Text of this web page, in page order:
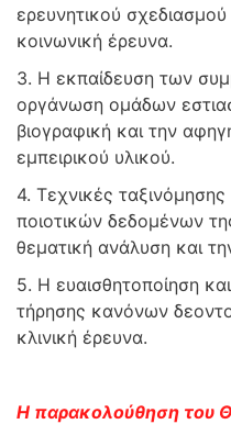
ερευνητικού
κοινωνική έρευνα.
3. Η εκπαίδευση των
οργάνωση ομάδων
βιογραφική και την
εμπειρικού υλικού.
4. Τεχνικές
ποιοτικών δεδομένων
θεματική ανάλυση και
5. Η ευαισθητοποίηση
τήρησης κανόνων
κλινική έρευνα.
Η παρακολούθηση του